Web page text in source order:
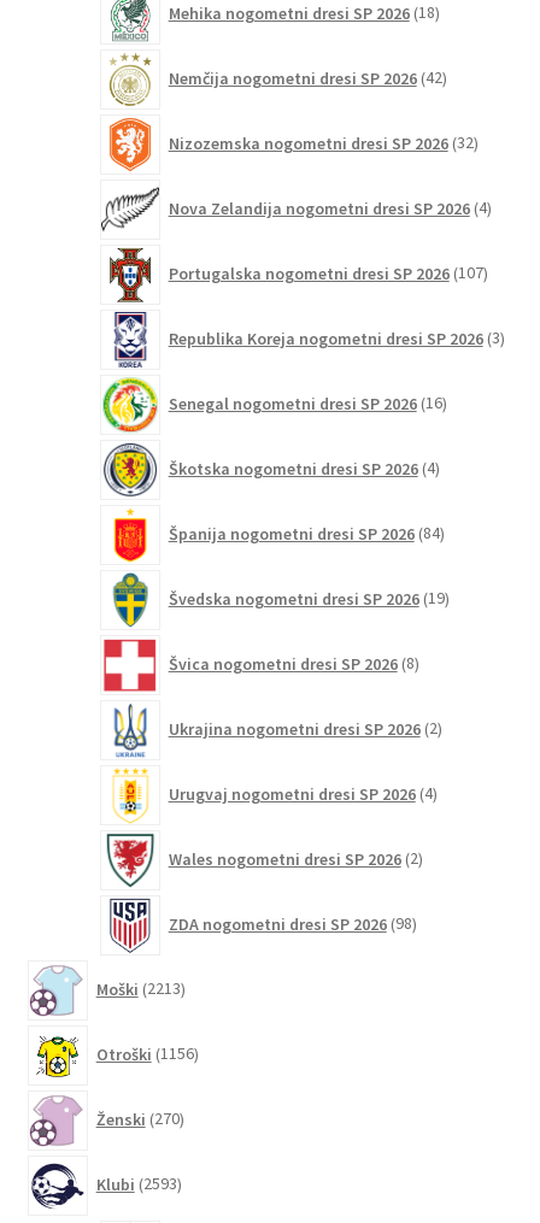
Mehika nogometni dresi SP 2026 18izdelkov
Nemčija nogometni dresi SP 2026 42izdelkov
Nizozemska nogometni dresi SP 2026 32izdelkov
Nova Zelandija nogometni dresi SP 2026 4izdelki
Portugalska nogometni dresi SP 2026 107
Republika Koreja nogometni dresi SP 2026 3
Senegal nogometni dresi SP 2026 16izdelkov
Škotska nogometni dresi SP 2026 4izdelki
Španija nogometni dresi SP 2026 84izdelkov
Švedska nogometni dresi SP 2026 19izdelkov
Švica nogometni dresi SP 2026 8izdelkov
Ukrajina nogometni dresi SP 2026 2izdelka
Urugvaj nogometni dresi SP 2026 4izdelki
Wales nogometni dresi SP 2026 2izdelka
ZDA nogometni dresi SP 2026 98izdelkov
Moški 2213izdelkov
Otroški 1156izdelkov
Ženski 270izdelkov
Klubi 2593izdelkov